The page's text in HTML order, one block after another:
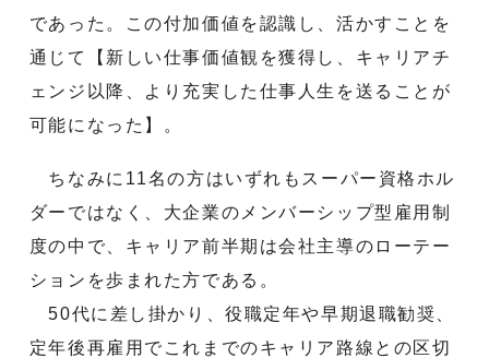
であった。この付加価値を認識し、活かすことを
通じて【新しい仕事価値観を獲得し、キャリアチ
ェンジ以降、より充実した仕事人生を送ることが
可能になった】。
ちなみに11名の方はいずれもスーパー資格ホル
ダーではなく、大企業のメンバーシップ型雇用制
度の中で、キャリア前半期は会社主導のローテー
ションを歩まれた方である。
50代に差し掛かり、役職定年や早期退職勧奨、
定年後再雇用でこれまでのキャリア路線との区切